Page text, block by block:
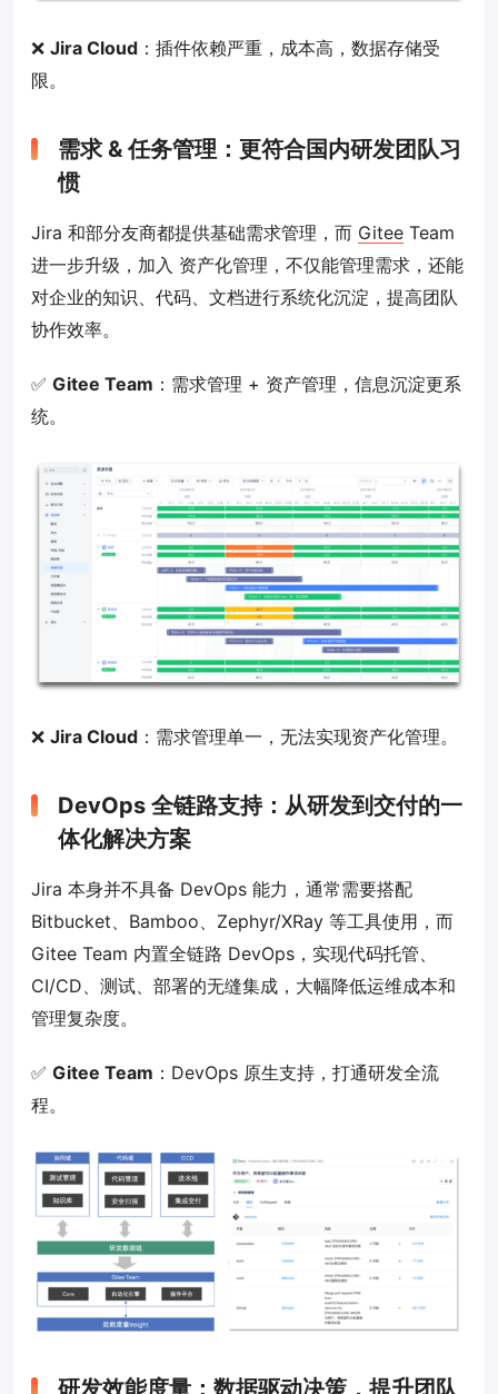
❌ Jira Cloud ：插件依赖严重，成本高，数据存储受
限。
需求 & 任务管理：更符合国内研发团队习
惯
Jira 和部分友商都提供基础需求管理，而 Gitee Team
进一步升级，加入 资产化管理，不仅能管理需求，还能
对企业的知识、代码、文档进行系统化沉淀，提高团队
协作效率。
✅ Gitee Team ：需求管理 + 资产管理，信息沉淀更系
统。
❌ Jira Cloud ：需求管理单一，无法实现资产化管理。
DevOps 全链路支持：从研发到交付的一
体化解决方案
Jira 本身并不具备 DevOps 能力，通常需要搭配
Bitbucket、Bamboo、Zephyr/XRay 等工具使用，而
Gitee Team 内置全链路 DevOps，实现代码托管、
CI/CD、测试、部署的无缝集成，大幅降低运维成本和
管理复杂度。
✅ Gitee Team ：DevOps 原生支持，打通研发全流
程。
研发效能度量：数据驱动决策，提升团队